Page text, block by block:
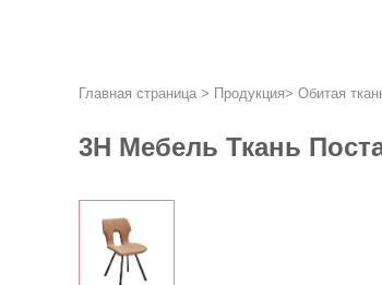
Главная страница > Продукция> Обитая
3H Мебель Ткань